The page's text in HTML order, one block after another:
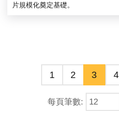
片規模化奠定基礎。
1 2 3 4
每頁筆數: